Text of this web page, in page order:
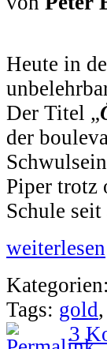
Heute in
Der Titel „
der
Piper trotz
Schule
weiterlesen
Kategorien:
Tags: gold,
3